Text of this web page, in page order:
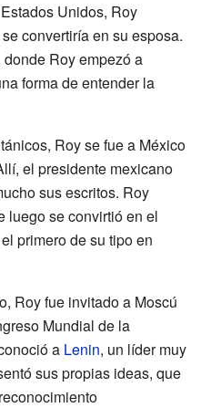
Unidos, Roy
convertiría en su esposa.
Roy empezó a
forma de entender la
Roy se fue a México
el presidente mexicano
sus escritos. Roy
luego se convirtió en el
primero de su tipo en
Roy fue invitado a Moscú
Mundial de la
a Lenin, un líder muy
sus propias ideas, que